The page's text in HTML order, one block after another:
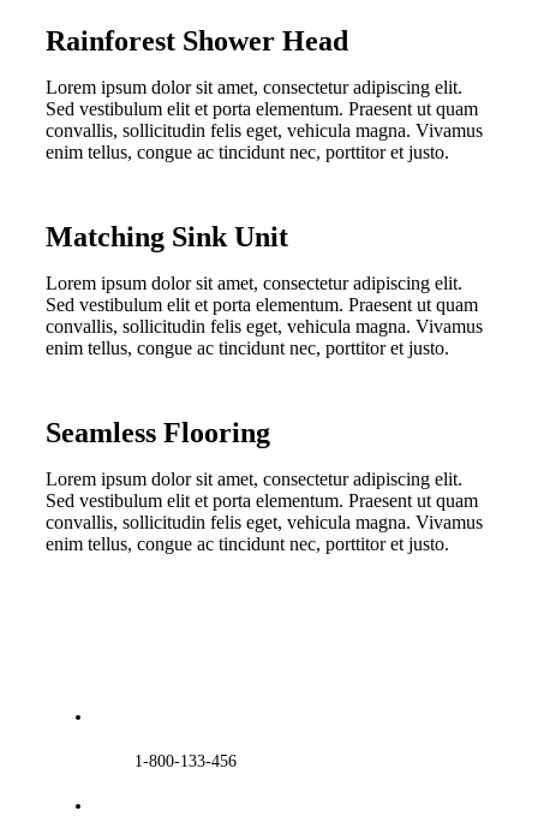
Rainforest Shower Head
Lorem ipsum dolor sit amet, consectetur adipiscing elit.
Sed vestibulum elit et porta elementum. Praesent ut quam
convallis, sollicitudin felis eget, vehicula magna. Vivamus
enim tellus, congue ac tincidunt nec, porttitor et justo.
Matching Sink Unit
Lorem ipsum dolor sit amet, consectetur adipiscing elit.
Sed vestibulum elit et porta elementum. Praesent ut quam
convallis, sollicitudin felis eget, vehicula magna. Vivamus
enim tellus, congue ac tincidunt nec, porttitor et justo.
Seamless Flooring
Lorem ipsum dolor sit amet, consectetur adipiscing elit.
Sed vestibulum elit et porta elementum. Praesent ut quam
convallis, sollicitudin felis eget, vehicula magna. Vivamus
enim tellus, congue ac tincidunt nec, porttitor et justo.
1-800-133-456